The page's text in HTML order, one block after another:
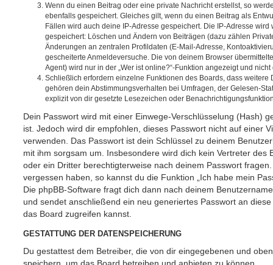
Wenn du einen Beitrag oder eine private Nachricht erstellst, so
ebenfalls gespeichert. Gleiches gilt, wenn du einen Beitrag als
Fällen wird auch deine IP-Adresse gespeichert. Die IP-Adresse
gespeichert: Löschen und Ändern von Beiträgen (dazu zählen
Änderungen an zentralen Profildaten (E-Mail-Adresse,
gescheiterte Anmeldeversuche. Die von deinem Browser
Agent) wird nur in der „Wer ist online?“-Funktion angezeigt und
Schließlich erfordern einzelne Funktionen des Boards, dass weitere
gehören dein Abstimmungsverhalten bei Umfragen, der Gelesen-
explizit von dir gesetzte Lesezeichen oder
Dein Passwort wird mit einer Einwege-Verschlüsselung (Hash)
ist. Jedoch wird dir empfohlen, dieses Passwort nicht auf einer
verwenden. Das Passwort ist dein Schlüssel zu deinem
mit ihm sorgsam um. Insbesondere wird dich kein Vertreter des
oder ein Dritter berechtigterweise nach deinem Passwort
vergessen haben, so kannst du die Funktion „Ich habe mein
Die phpBB-Software fragt dich dann nach deinem
und sendet anschließend ein neu generiertes Passwort an
das Board zugreifen kannst.
GESTATTUNG DER DATENSPEICHERUNG
Du gestattest dem Betreiber, die von dir eingegebenen und